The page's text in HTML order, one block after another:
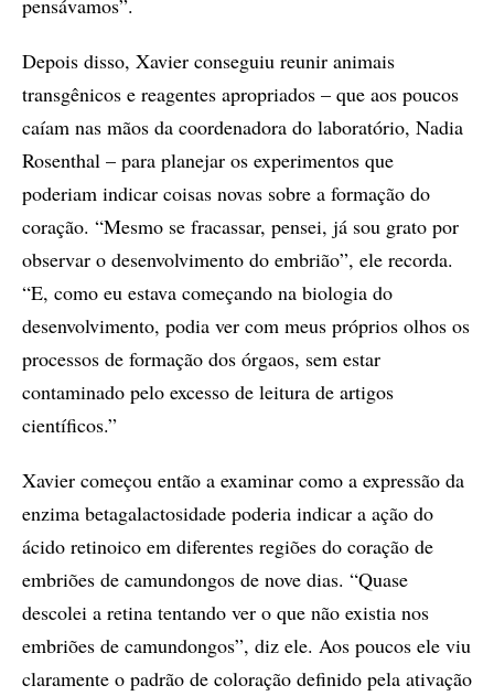
pensávamos”.
Depois disso, Xavier conseguiu reunir animais
transgênicos e reagentes apropriados – que aos poucos
caíam nas mãos da coordenadora do laboratório, Nadia
Rosenthal – para planejar os experimentos que
poderiam indicar coisas novas sobre a formação do
coração. “Mesmo se fracassar, pensei, já sou grato por
observar o desenvolvimento do embrião”, ele recorda.
“E, como eu estava começando na biologia do
desenvolvimento, podia ver com meus próprios olhos os
processos de formação dos órgaos, sem estar
contaminado pelo excesso de leitura de artigos
científicos.”
Xavier começou então a examinar como a expressão da
enzima betagalactosidade poderia indicar a ação do
ácido retinoico em diferentes regiões do coração de
embriões de camundongos de nove dias. “Quase
descolei a retina tentando ver o que não existia nos
embriões de camundongos”, diz ele. Aos poucos ele viu
claramente o padrão de coloração definido pela ativação